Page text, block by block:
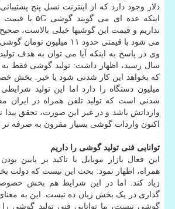
دلار وجود دارد که از اینترنت نسل پنج
نداریم و قیمت این گوشیها خیلی بالاست،
می شود با قیمتی حدود ۱۱ میلیون تومان گوشی مجهز به ۵G خرید.
وی در پاسخ به اینکه آیا می توان به هدف
سال رسید، اظهار داشت: تولید گوشی فقط به
که بخواهد این کار شدنی شود یا خیر. بخش
میلیون دستگاه را دارد اما این تولید
شدنی است که تولید تلفن همراه در ایران
وارداتش باشد و در غیر این صورت، تحقق پیدا
اکنون واردات گوشی بسیار مقرون به صرفه
توانایی فنی تولید گوشی را داریم
این فعال بازار موبایل با تاکید بر پایین
همراه، اظهار نمود: بحث این نیست که دولت
زیاد کند. اما در این شرایط هم بخش
گذاری در یک بخش زیان ده نیست. این به معنای
گوشی نیست، ما توانایی فنی تولید گوشی را